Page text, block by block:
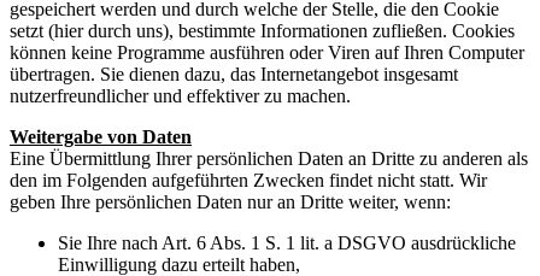
gespeichert werden und durch welche der Stelle, die den Cookie
setzt (hier durch uns), bestimmte Informationen zufließen. Cookies
können keine Programme ausführen oder Viren auf Ihren Computer
übertragen. Sie dienen dazu, das Internetangebot insgesamt
nutzerfreundlicher und effektiver zu machen.
Weitergabe von Daten
Eine Übermittlung Ihrer persönlichen Daten an Dritte zu anderen als
den im Folgenden aufgeführten Zwecken findet nicht statt. Wir
geben Ihre persönlichen Daten nur an Dritte weiter, wenn:
Sie Ihre nach Art. 6 Abs. 1 S. 1 lit. a DSGVO ausdrückliche
Einwilligung dazu erteilt haben,